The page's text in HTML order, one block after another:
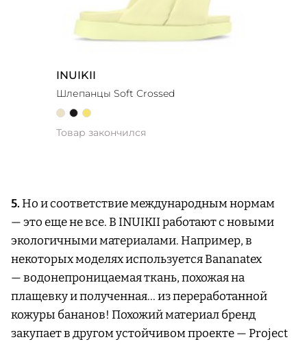
INUIKII
Шлепанцы Soft Crossed
Товар закончился
5.Но и соответствие международным нормам
— это еще не все. В INUIKII работают с новыми
экологичными материалами. Например, в
некоторых моделях используется Bananatex
— водонепроницаемая ткань, похожая на
плащевку и полученная… из переработанной
кожуры бананов! Похожий материал бренд
закупает в другом устойчивом проекте — Project